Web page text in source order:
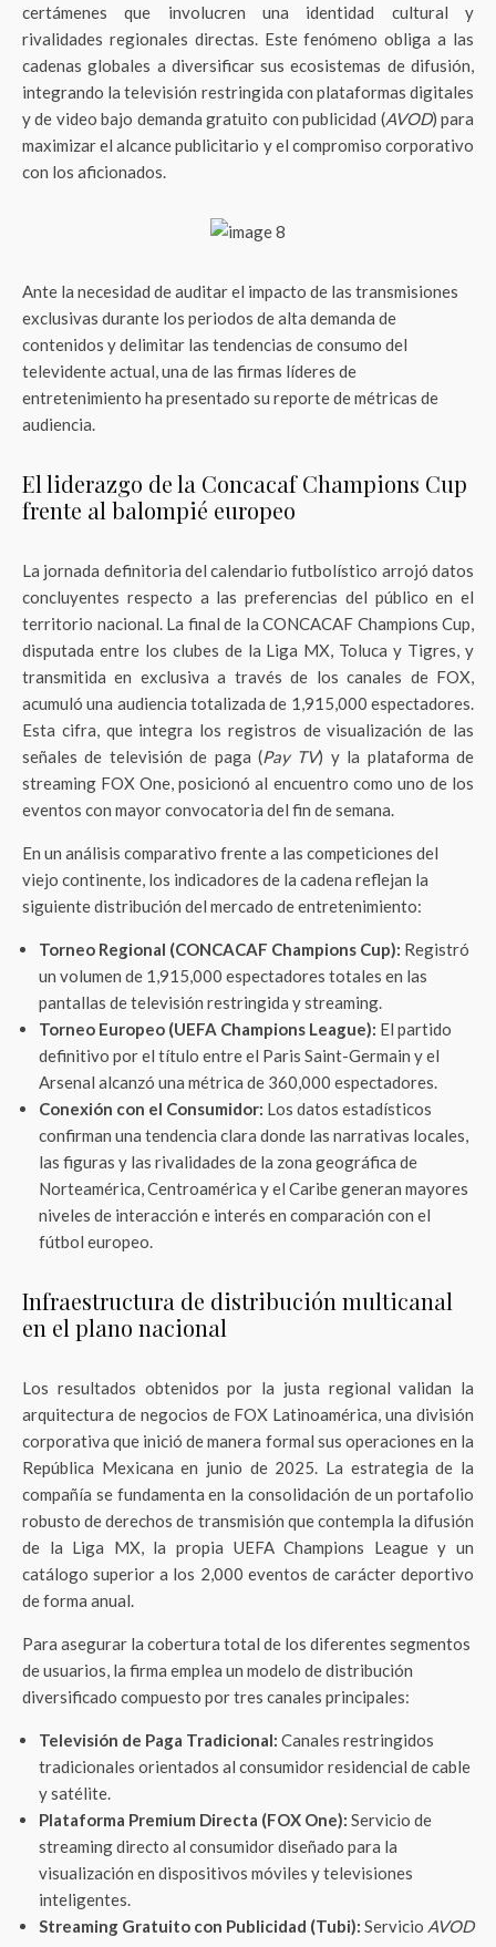
certámenes que involucren una identidad cultural y
rivalidades regionales directas. Este fenómeno obliga a las
cadenas globales a diversificar sus ecosistemas de difusión,
integrando la televisión restringida con plataformas digitales
y de video bajo demanda gratuito con publicidad (AVOD) para
maximizar el alcance publicitario y el compromiso corporativo
con los aficionados.
Ante la necesidad de auditar el impacto de las transmisiones
exclusivas durante los periodos de alta demanda de
contenidos y delimitar las tendencias de consumo del
televidente actual, una de las firmas líderes de
entretenimiento ha presentado su reporte de métricas de
audiencia.
El liderazgo de la Concacaf Champions Cup
frente al balompié europeo
La jornada definitoria del calendario futbolístico arrojó datos
concluyentes respecto a las preferencias del público en el
territorio nacional. La final de la CONCACAF Champions Cup,
disputada entre los clubes de la Liga MX, Toluca y Tigres, y
transmitida en exclusiva a través de los canales de FOX,
acumuló una audiencia totalizada de 1,915,000 espectadores.
Esta cifra, que integra los registros de visualización de las
señales de televisión de paga (Pay TV) y la plataforma de
streaming FOX One, posicionó al encuentro como uno de los
eventos con mayor convocatoria del fin de semana.
En un análisis comparativo frente a las competiciones del
viejo continente, los indicadores de la cadena reflejan la
siguiente distribución del mercado de entretenimiento:
Torneo Regional (CONCACAF Champions Cup): Registró
un volumen de 1,915,000 espectadores totales en las
pantallas de televisión restringida y streaming.
Torneo Europeo (UEFA Champions League): El partido
definitivo por el título entre el Paris Saint-Germain y el
Arsenal alcanzó una métrica de 360,000 espectadores.
Conexión con el Consumidor: Los datos estadísticos
confirman una tendencia clara donde las narrativas locales,
las figuras y las rivalidades de la zona geográfica de
Norteamérica, Centroamérica y el Caribe generan mayores
niveles de interacción e interés en comparación con el
fútbol europeo.
Infraestructura de distribución multicanal
en el plano nacional
Los resultados obtenidos por la justa regional validan la
arquitectura de negocios de FOX Latinoamérica, una división
corporativa que inició de manera formal sus operaciones en la
República Mexicana en junio de 2025. La estrategia de la
compañía se fundamenta en la consolidación de un portafolio
robusto de derechos de transmisión que contempla la difusión
de la Liga MX, la propia UEFA Champions League y un
catálogo superior a los 2,000 eventos de carácter deportivo
de forma anual.
Para asegurar la cobertura total de los diferentes segmentos
de usuarios, la firma emplea un modelo de distribución
diversificado compuesto por tres canales principales:
Televisión de Paga Tradicional: Canales restringidos
tradicionales orientados al consumidor residencial de cable
y satélite.
Plataforma Premium Directa (FOX One): Servicio de
streaming directo al consumidor diseñado para la
visualización en dispositivos móviles y televisiones
inteligentes.
Streaming Gratuito con Publicidad (Tubi): Servicio AVOD